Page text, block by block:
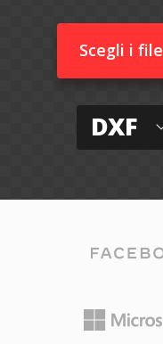
Scegli i file
DXF